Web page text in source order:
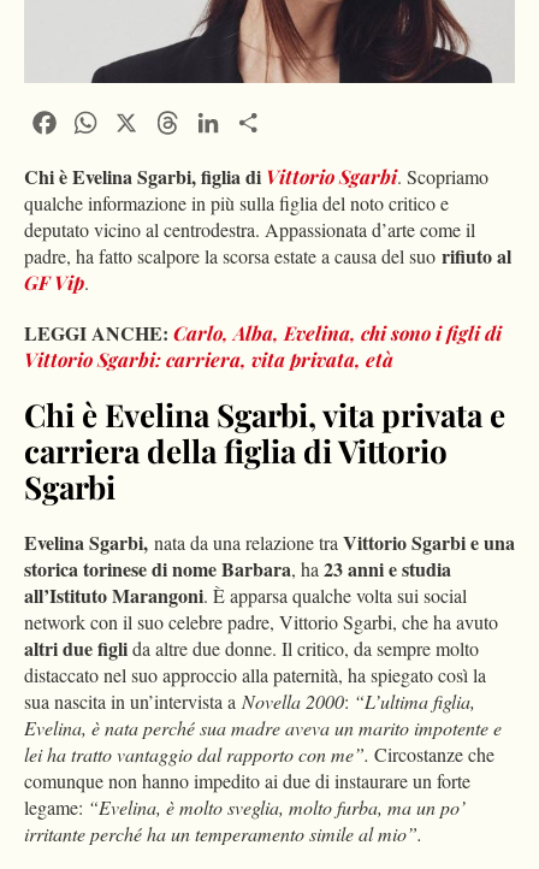
FacebookWhatsApp ThreadsLinkedIn
Chi è Evelina Sgarbi, figlia di Vittorio Sgarbi. Scopriamo
qualche informazione in più sulla figlia del noto critico e
deputato vicino al centrodestra. Appassionata d’arte come il
padre, ha fatto scalpore la scorsa estate a causa del suo rifiuto al
GF Vip.
LEGGI ANCHE: Carlo, Alba, Evelina, chi sono i figli di
Vittorio Sgarbi: carriera, vita privata, età
Chi è Evelina Sgarbi, vita privata e
carriera della figlia di Vittorio
Sgarbi
Evelina Sgarbi, nata da una relazione traVittorio Sgarbi e una
storica torinese di nome Barbara, ha23 anni e studia
all’Istituto Marangoni. È apparsa qualche volta sui social
network con il suo celebre padre, Vittorio Sgarbi, che ha avuto
altri due figlida altre due donne. Il critico, da sempre molto
distaccato nel suo approccio alla paternità, ha spiegato così la
sua nascita in un’intervista a Novella 2000: “L’ultima figlia,
Evelina, è nata perché sua madre aveva un marito impotente e
lei ha tratto vantaggio dal rapporto con me”. Circostanze che
comunque non hanno impedito ai due di instaurare un forte
legame: “Evelina, è molto sveglia, molto furba, ma un po’
irritante perché ha un temperamento simile al mio”.